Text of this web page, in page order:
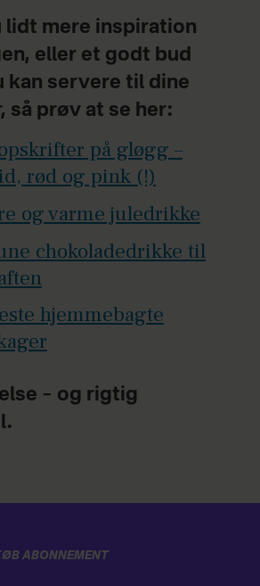
lidt mere inspiration
eller et godt bud
kan servere til dine
så prøv at se her:
på gløgg –
rød og pink (!)
og varme juledrikke
chokoladedrikke til
hjemmebagte
– og rigtig
ABONNEMENT